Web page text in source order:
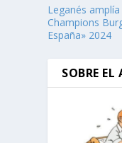
Leganés
Champions
España» 2024
SOBRE EL